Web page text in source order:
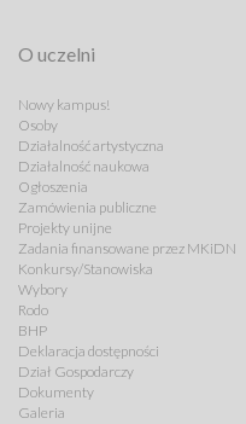
O uczelni
Nowy kampus!
Osoby
Działalność artystyczna
Działalność naukowa
Ogłoszenia
Zamówienia publiczne
Projekty unijne
Zadania finansowane przez MKiDN
Konkursy/Stanowiska
Wybory
Rodo
BHP
Deklaracja dostępności
Dział Gospodarczy
Dokumenty
Galeria